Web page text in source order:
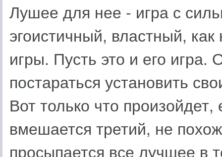
Лушее для нее - игра с
эгоистичный, властный,
игры. Пусть это и его игра.
постараться установить
Вот только что
вмешается третий, не
просыпается все лучшее в